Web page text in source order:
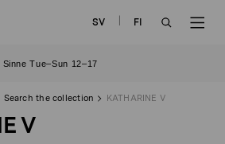
SV
FI
Tue–Sun 12–17
Search the collection KATHARINE V
V